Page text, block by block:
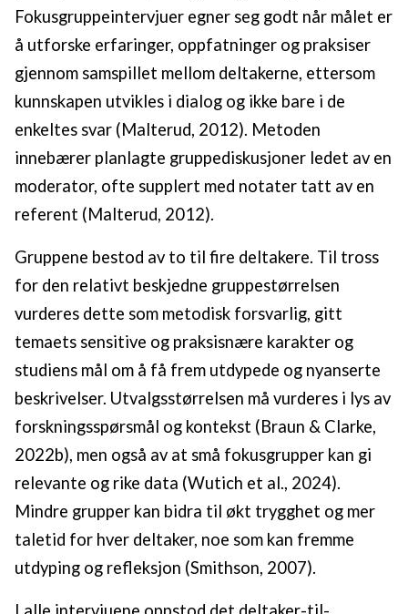
Fokusgruppeintervjuer egner seg godt når målet er
å utforske erfaringer, oppfatninger og praksiser
gjennom samspillet mellom deltakerne, ettersom
kunnskapen utvikles i dialog og ikke bare i de
enkeltes svar (Malterud, 2012). Metoden
innebærer planlagte gruppediskusjoner ledet av en
moderator, ofte supplert med notater tatt av en
referent (Malterud, 2012).
Gruppene bestod av to til fire deltakere. Til tross
for den relativt beskjedne gruppestørrelsen
vurderes dette som metodisk forsvarlig, gitt
temaets sensitive og praksisnære karakter og
studiens mål om å få frem utdypede og nyanserte
beskrivelser. Utvalgsstørrelsen må vurderes i lys av
forskningsspørsmål og kontekst (Braun & Clarke,
2022b), men også av at små fokusgrupper kan gi
relevante og rike data (Wutich et al., 2024).
Mindre grupper kan bidra til økt trygghet og mer
taletid for hver deltaker, noe som kan fremme
utdyping og refleksjon (Smithson, 2007).